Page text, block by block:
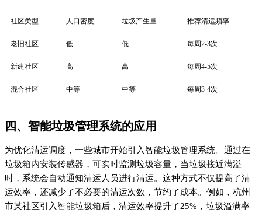
社区类型 人口密度 垃圾产生量 推荐清运频率
老旧社区 低 低 每周2-3次
新建社区 高 高 每周4-5次
混合社区 中等 中等 每周3-4次
四、智能垃圾管理系统的应用
为优化清运调度，一些城市开始引入智能垃圾管理系统。通过在
垃圾箱内安装传感器，可实时监测垃圾容量，当垃圾接近满溢
时，系统会自动通知清运人员进行清运。这种方式不仅提高了清
运效率，还减少了不必要的清运次数，节约了成本。例如，杭州
市某社区引入智能垃圾箱后，清运效率提升了25%，垃圾溢满率